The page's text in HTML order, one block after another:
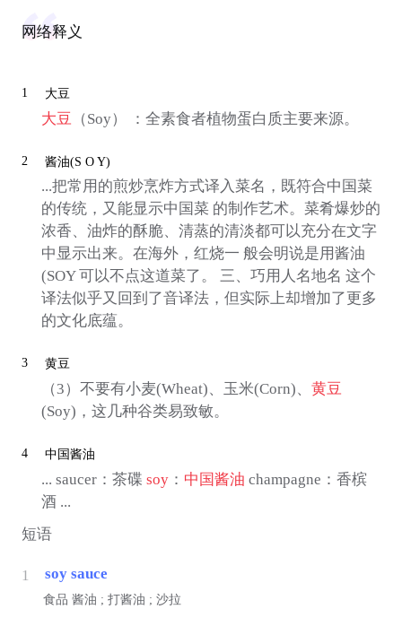
网络释义
1 大豆
大豆 （Soy） ：全素食者植物蛋白质主要来源。
2 酱油(S O Y)
...把常用的煎炒烹炸方式译入菜名，既符合中国菜
的传统，又能显示中国菜 的制作艺术。菜肴爆炒的
浓香、油炸的酥脆、清蒸的清淡都可以充分在文字
中显示出来。在海外，红烧一 般会明说是用酱油
(SOY 可以不点这道菜了。 三、巧用人名地名 这个
译法似乎又回到了音译法，但实际上却增加了更多
的文化底蕴。
3 黄豆
（3）不要有小麦(Wheat)、玉米(Corn)、 黄豆
(Soy)，这几种谷类易致敏。
4 中国酱油
... saucer：茶碟 soy： 中国酱油 champagne：香槟
酒 ...
短语
1 soy sauce
食品 酱油 ; 打酱油 ; 沙拉